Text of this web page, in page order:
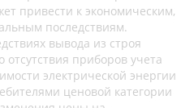
привести к экономическим,
последствиям.
вывода из строя
отсутствия приборов учета
электрической энергии
ценовой категории